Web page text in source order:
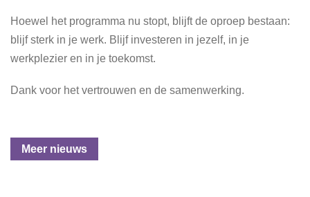
Hoewel het programma nu stopt, blijft de oproep bestaan:
blijf sterk in je werk. Blijf investeren in jezelf, in je
werkplezier en in je toekomst.
Dank voor het vertrouwen en de samenwerking.
Meer nieuws